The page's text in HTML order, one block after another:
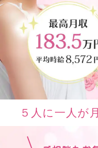
５人に一人が